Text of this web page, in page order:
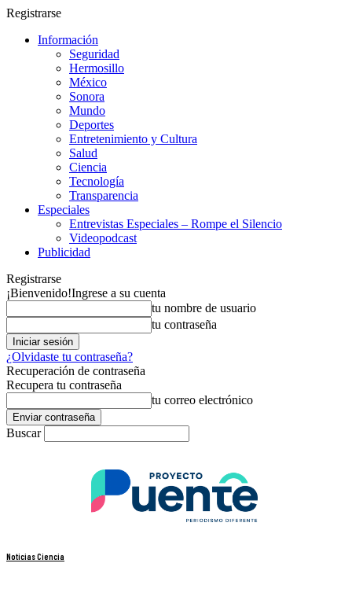
Registrarse
Información
Seguridad
Hermosillo
México
Sonora
Mundo
Deportes
Entretenimiento y Cultura
Salud
Ciencia
Tecnología
Transparencia
Especiales
Entrevistas Especiales – Rompe el Silencio
Videopodcast
Publicidad
Registrarse
¡Bienvenido!Ingrese a su cuenta
tu nombre de usuario
tu contraseña
¿Olvidaste tu contraseña?
Recuperación de contraseña
Recupera tu contraseña
tu correo electrónico
Buscar
Noticias Ciencia